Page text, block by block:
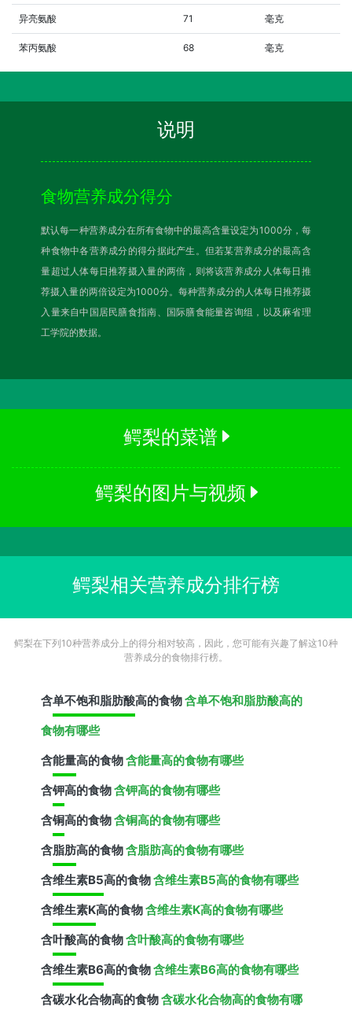
异亮氨酸 71 毫克
苯丙氨酸 68 毫克
说明
食物营养成分得分
默认每一种营养成分在所有食物中的最高含量设定为1000分，每
种食物中各营养成分的得分据此产生。但若某营养成分的最高含
量超过人体每日推荐摄入量的两倍，则将该营养成分人体每日推
荐摄入量的两倍设定为1000分。每种营养成分的人体每日推荐摄
入量来自中国居民膳食指南、国际膳食能量咨询组，以及麻省理
工学院的数据。
鳄梨的菜谱
鳄梨的图片与视频
鳄梨相关营养成分排行榜
鳄梨在下列10种营养成分上的得分相对较高，因此，您可能有兴趣了解这10种
营养成分的食物排行榜。
含单不饱和脂肪酸高的食物含单不饱和脂肪酸高的
食物有哪些
含能量高的食物含能量高的食物有哪些
含钾高的食物含钾高的食物有哪些
含铜高的食物含铜高的食物有哪些
含脂肪高的食物含脂肪高的食物有哪些
含维生素B5高的食物含维生素B5高的食物有哪些
含维生素K高的食物含维生素K高的食物有哪些
含叶酸高的食物含叶酸高的食物有哪些
含维生素B6高的食物含维生素B6高的食物有哪些
含碳水化合物高的食物含碳水化合物高的食物有哪